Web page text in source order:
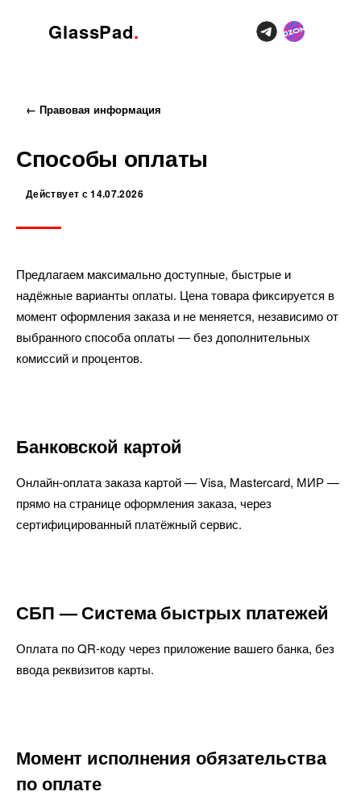
GlassPad.
Блог
Компания
← Правовая информация
Способы оплаты
Действует с 14.07.2026
Предлагаем максимально доступные, быстрые и
надёжные варианты оплаты. Цена товара фиксируется в
момент оформления заказа и не меняется, независимо от
выбранного способа оплаты — без дополнительных
комиссий и процентов.
Банковской картой
Онлайн-оплата заказа картой — Visa, Mastercard, МИР —
прямо на странице оформления заказа, через
сертифицированный платёжный сервис.
СБП — Система быстрых платежей
Оплата по QR-коду через приложение вашего банка, без
ввода реквизитов карты.
Момент исполнения обязательства
по оплате